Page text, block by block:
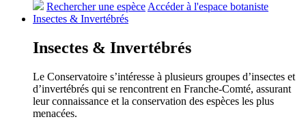
Rechercher une espèceAccéder à l'espace botaniste
Insectes & Invertébrés
Insectes & Invertébrés
Le Conservatoire s’intéresse à plusieurs groupes d’insectes et
d’invertébrés qui se rencontrent en Franche-Comté, assurant
leur connaissance et la conservation des espèces les plus
menacées.